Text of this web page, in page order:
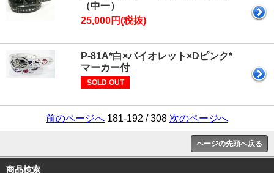
（中一）
25,000円(税抜)
P-81A*白×バイオレット×Dピンク*
マーカー付
SOLD OUT
前のページへ 181-192 / 308 次のページへ
ページの先頭へ戻る
商品検索